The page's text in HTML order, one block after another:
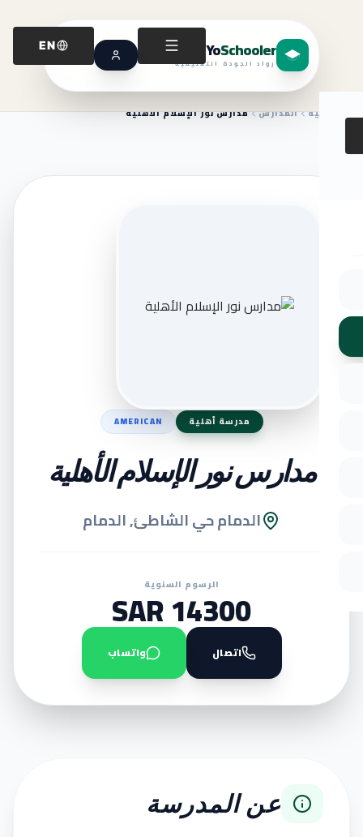
YoSchooler
رواد الجودة التعليمية
EN
الرئيسية المدارس مدارس نور الإسلام الأهلية
مدرسة أهلية AMERICAN
مدارس نور الإسلام الأهلية
الدمام حي الشاطئ, الدمام
الرسوم السنوية
14300 SAR
اتصال واتساب
عن المدرسة